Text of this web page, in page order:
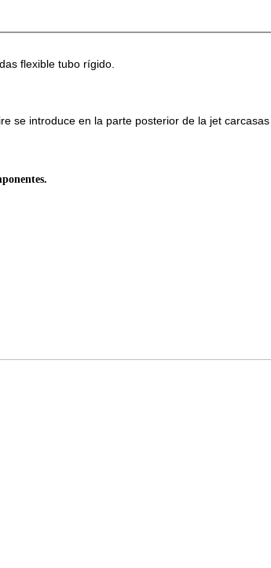
flexible tubo rígido.
se introduce en la parte posterior de la jet